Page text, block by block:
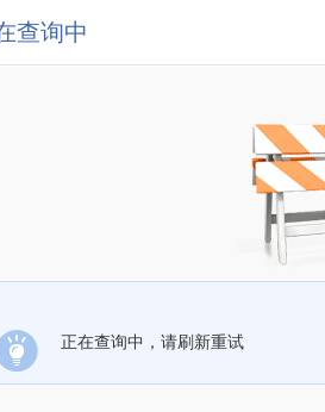
查询中
正在查询中，请刷新重试